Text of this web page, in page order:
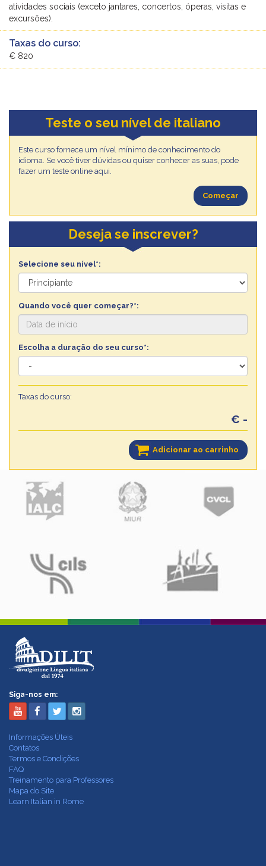
atividades sociais (exceto jantares, concertos, óperas, visitas e
excursões).
Taxas do curso:
€ 820
Teste o seu nível de italiano
Este curso fornece um nível mínimo de conhecimento do
idioma. Se você tiver dúvidas ou quiser conhecer as suas, pode
fazer um teste online aqui.
Começar
Deseja se inscrever?
Selecione seu nível*:
Quando você quer começar?*:
Escolha a duração do seu curso*:
Taxas do curso:
€ -
Adicionar ao carrinho
Siga-nos em:
Informações Úteis
Contatos
Termos e Condições
FAQ
Treinamento para Professores
Mapa do Site
Learn Italian in Rome